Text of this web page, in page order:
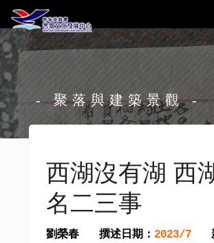
- 聚落與建築景觀 -
西湖沒有湖 西
名二三事
劉榮春 撰述日期： 2023/7